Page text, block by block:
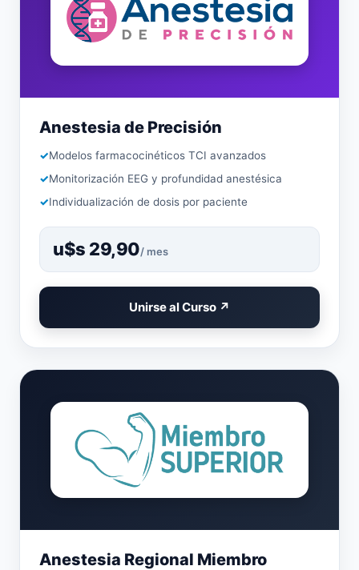
Anestesia de Precisión
Modelos farmacocinéticos TCI avanzados
Monitorización EEG y profundidad anestésica
Individualización de dosis por paciente
u$s 29,90/ mes
Unirse al Curso ↗
Anestesia Regional Miembro